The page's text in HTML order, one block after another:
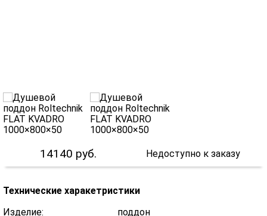
14140 руб. Недоступно к заказу
Технические харакетристики
Изделие: поддон